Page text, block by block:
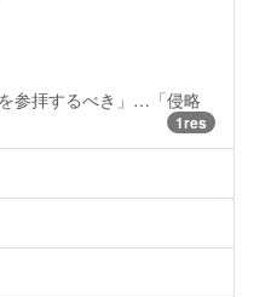
参拝するべき」…「侵略
1res